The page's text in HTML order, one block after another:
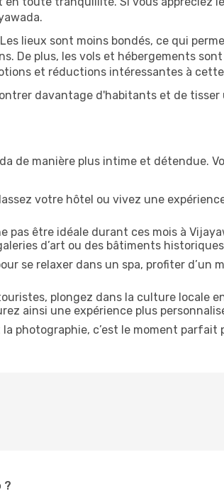
lieux sont moins bondés, ce qui
De plus, les vols et hébergements
et réductions intéressantes à
davantage d'habitants et de
de manière plus intime et détendue.
votre hôtel ou vivez une
pas être idéale durant ces mois à
d’art ou des bâtiments
se relaxer dans un spa, profiter d’un
plongez dans la culture locale
ainsi une expérience plus
la photographie, c’est le moment parfait
?